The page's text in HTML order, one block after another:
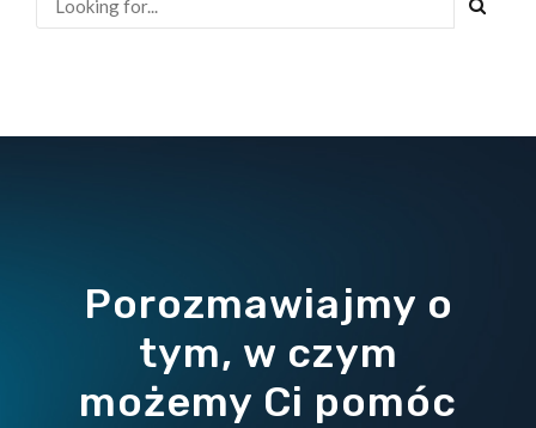
Porozmawiajmy o
tym, w czym
możemy Ci pomóc